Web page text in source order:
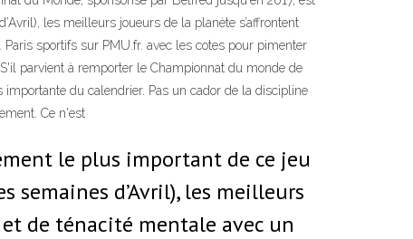
les meilleurs joueurs de la planète s’affrontent
sportifs sur PMU.fr. avec les cotes pour pimenter
parvient à remporter le Championnat du monde de
du calendrier. Pas un cador de la discipline
Ce n'est
le plus important de ce jeu
d’Avril), les meilleurs
de ténacité mentale avec un